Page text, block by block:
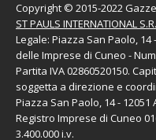
Copyright © 2015-2022
ST PAULS INTERNATIONAL
Legale: Piazza San Paolo, 14
delle Imprese di Cuneo -
Partita IVA 02860520150.
soggetta a direzione e
Piazza San Paolo, 14 - 12051
Registro Imprese di Cuneo
3.400.000 i.v.